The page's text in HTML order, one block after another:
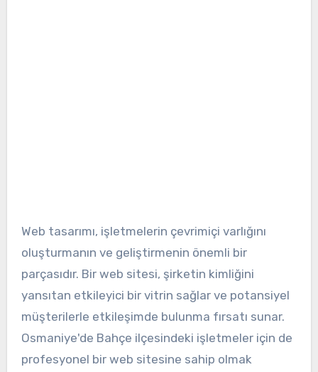
Web tasarımı, işletmelerin çevrimiçi varlığını
oluşturmanın ve geliştirmenin önemli bir
parçasıdır. Bir web sitesi, şirketin kimliğini
yansıtan etkileyici bir vitrin sağlar ve potansiyel
müşterilerle etkileşimde bulunma fırsatı sunar.
Osmaniye'de Bahçe ilçesindeki işletmeler için de
profesyonel bir web sitesine sahip olmak